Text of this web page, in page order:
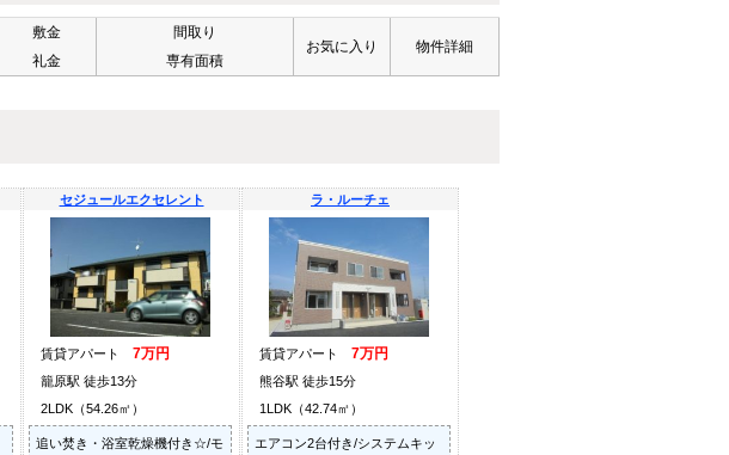
敷金
礼金
間取り
専有面積
お気に入り 物件詳細
セジュールエクセレント
賃貸アパート 7万円
籠原駅 徒歩13分
2LDK（54.26㎡）
追い焚き・浴室乾燥機付き☆/モ
ラ・ルーチェ
賃貸アパート 7万円
熊谷駅 徒歩15分
1LDK（42.74㎡）
エアコン2台付き/システムキッ